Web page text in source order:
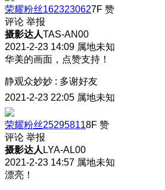
荣耀粉丝1623230627F 赞
评论 举报
摄影达人TAS-AN00
2021-2-23 14:09 属地未知
华美的画面，点赞支持！
静观众妙妙 : 多谢好友
2021-2-23 22:05 属地未知
荣耀粉丝252958118F 赞
评论 举报
摄影达人 LYA-AL00
2021-2-23 14:57 属地未知
漂亮！